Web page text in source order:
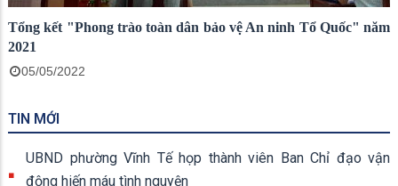
Tổng kết "Phong trào toàn dân bảo vệ An ninh Tổ Quốc" năm
2021
05/05/2022
TIN MỚI
UBND phường Vĩnh Tế họp thành viên Ban Chỉ đạo vận
động hiến máu tình nguyện